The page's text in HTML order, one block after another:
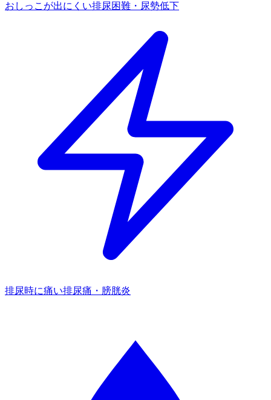
おしっこが出にくい排尿困難・尿勢低下
排尿時に痛い排尿痛・膀胱炎